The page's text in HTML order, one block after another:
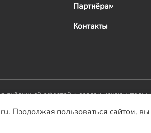
Партнёрам
Контакты
публичной офертой и создан
Продолжая пользоваться сайтом,